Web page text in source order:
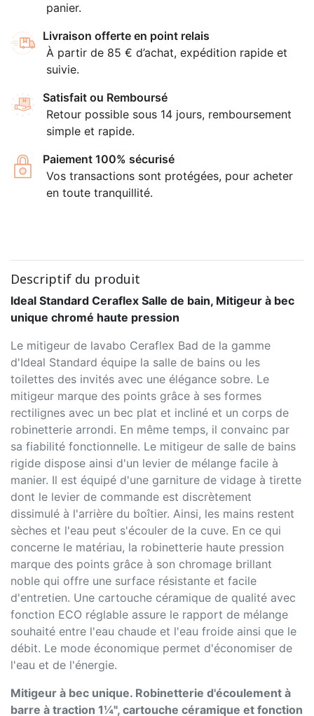
panier.
Livraison offerte en point relais
À partir de 85 € d’achat, expédition rapide et
suivie.
Satisfait ou Remboursé
Retour possible sous 14 jours, remboursement
simple et rapide.
Paiement 100% sécurisé
Vos transactions sont protégées, pour acheter
en toute tranquillité.
Descriptif du produit
Ideal Standard Ceraflex Salle de bain, Mitigeur à bec
unique chromé haute pression
Le mitigeur de lavabo Ceraflex Bad de la gamme
d'Ideal Standard équipe la salle de bains ou les
toilettes des invités avec une élégance sobre. Le
mitigeur marque des points grâce à ses formes
rectilignes avec un bec plat et incliné et un corps de
robinetterie arrondi. En même temps, il convainc par
sa fiabilité fonctionnelle. Le mitigeur de salle de bains
rigide dispose ainsi d'un levier de mélange facile à
manier. Il est équipé d'une garniture de vidage à tirette
dont le levier de commande est discrètement
dissimulé à l'arrière du boîtier. Ainsi, les mains restent
sèches et l'eau peut s'écouler de la cuve. En ce qui
concerne le matériau, la robinetterie haute pression
marque des points grâce à son chromage brillant
noble qui offre une surface résistante et facile
d'entretien. Une cartouche céramique de qualité avec
fonction ECO réglable assure le rapport de mélange
souhaité entre l'eau chaude et l'eau froide ainsi que le
débit. Le mode économique permet d'économiser de
l'eau et de l'énergie.
Mitigeur à bec unique. Robinetterie d'écoulement à
barre à traction 1¼", cartouche céramique et fonction